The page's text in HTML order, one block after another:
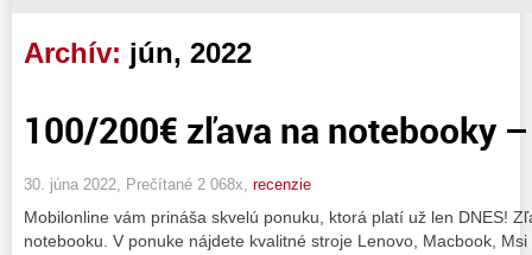
Archív: jún, 2022
100/200€ zľava na notebooky
30. júna 2022, Prečítané 2 068x, recenzie
Mobilonline vám prináša skvelú ponuku, ktorá platí už len DNES!
notebooku. V ponuke nájdete kvalitné stroje Lenovo, Macbook,